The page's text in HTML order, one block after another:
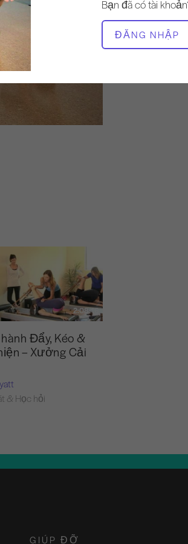
Bạn đã có tài
ĐĂNG NHẬP
THIẾT BỊ
2:08:16
Đẩy, Kéo &
– Xưởng Cải
& Học hỏi
GIÚP ĐỠ